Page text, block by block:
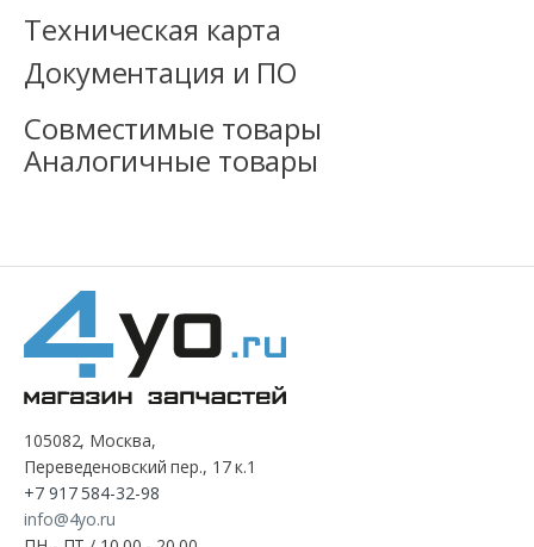
Техническая карта
Документация и ПО
Совместимые товары
Аналогичные товары
105082, Москва,
Переведеновский пер., 17 к.1
+7 917 584-32-98
info@4yo.ru